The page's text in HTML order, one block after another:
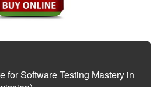
for Software Testing Mastery in